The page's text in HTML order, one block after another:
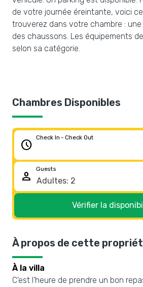
de votre journée éreintante, voici
trouverez dans votre chambre :
des chaussons. Les équipements
selon sa catégorie.
Chambres Disponibles
schedule
Check In - Check Out
person
Guests
Vérifier la
À propos de cette
À la villa
C’est l’heure de prendre un bon